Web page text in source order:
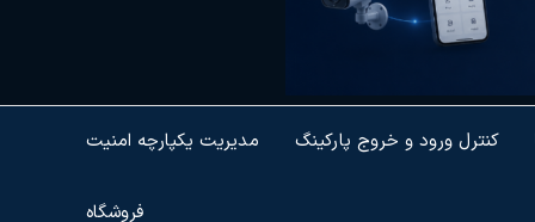
مدیریت یکپارچه امنیت کنترل ورود و خروج پارکینگ
فروشگاه